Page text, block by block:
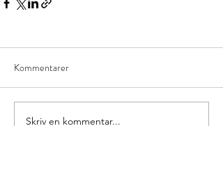
Kommentarer
Skriv en kommentar...